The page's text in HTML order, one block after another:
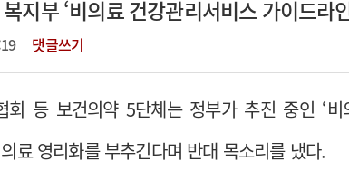
상의사 채용
채용
지부 ‘비의료 건강관리서비스 가이드라
댓글쓰기
회 등 보건의약 5단체는 정부가 추진 중인 ‘비
료 영리화를 부추긴다며 반대 목소리를 냈다.